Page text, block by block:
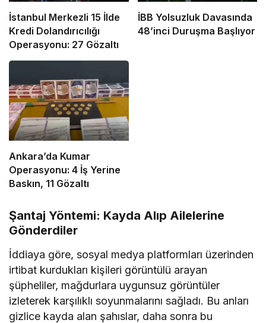
İstanbul Merkezli 15 İlde
Kredi Dolandırıcılığı
Operasyonu: 27 Gözaltı
İBB Yolsuzluk Davasında
48’inci Duruşma Başlıyor
Ankara’da Kumar
Operasyonu: 4 İş Yerine
Baskın, 11 Gözaltı
Şantaj Yöntemi: Kayda Alıp Ailelerine
Gönderdiler
İddiaya göre, sosyal medya platformları üzerinden
irtibat kurdukları kişileri görüntülü arayan
şüpheliler, mağdurlara uygunsuz görüntüler
izleterek karşılıklı soyunmalarını sağladı. Bu anları
gizlice kayda alan şahıslar, daha sonra bu